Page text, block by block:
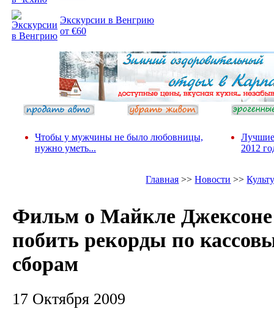
Экскурсии в Венгрию
от €60
Чтобы у мужчины не было любовницы,
нужно уметь...
Лучшие
2012
Главная >>Новости >>
Фильм о Майкле
побить рекорды по
сборам
17 Октября 2009